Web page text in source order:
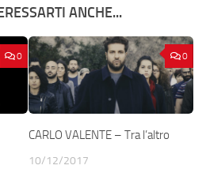
ANCHE...
0 0
CARLO VALENTE – Tra l’altro
10/12/2017